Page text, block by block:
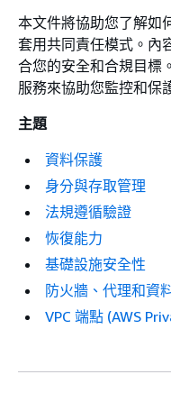
本文件將協助您了解如
套用共同責任模式。內
合您的安全和合規目標
服務來協助您監控和保
主題
資料保護
身分與存取管理
法規遵循驗證
恢復能力
基礎設施安全性
防火牆、代理和資
VPC 端點 (AWS